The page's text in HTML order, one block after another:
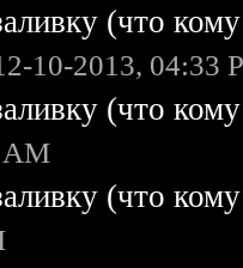
(что
10-2013, 04:33
(что
AM
(что